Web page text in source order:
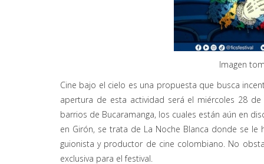
Imagen
Cine bajo el cielo es una propuesta que busca
apertura de esta actividad será el miércoles 28
barrios de Bucaramanga, los cuales están aún en
en Girón, se trata de La Noche Blanca donde se le
guionista y productor de cine colombiano. No
exclusiva para el festival.